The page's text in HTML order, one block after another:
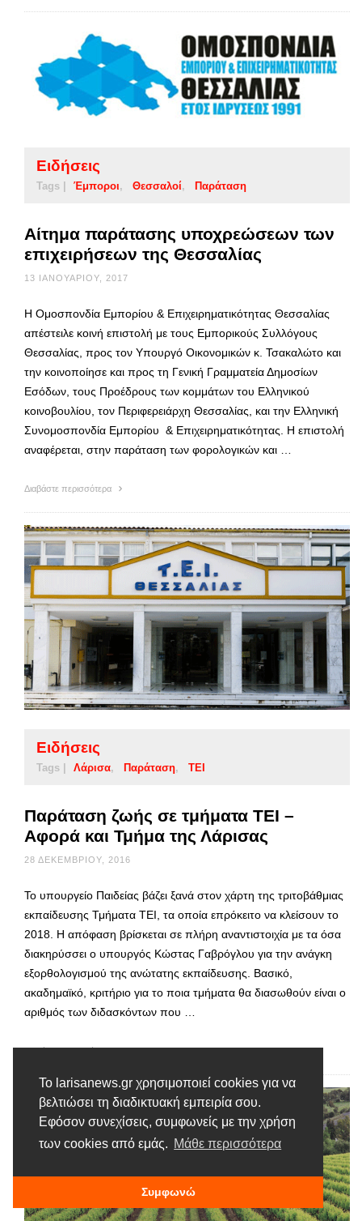
Το larisanews.gr χρησιμοποιεί cookies για να
βελτιώσει τη διαδικτυακή εμπειρία σου.
Εφόσον συνεχίσεις, συμφωνείς με την χρήση
των cookies από εμάς. Μάθε περισσότερα
Συμφωνώ
Ειδήσεις
Tags | Έμποροι Θεσσαλοί Παράταση
Αίτημα παράτασης υποχρεώσεων των
επιχειρήσεων της Θεσσαλίας
13 ΙΑΝΟΥΑΡΊΟΥ, 2017
Η Ομοσπονδία Εμπορίου & Επιχειρηματικότητας Θεσσαλίας
απέστειλε κοινή επιστολή με τους Εμπορικούς Συλλόγους
Θεσσαλίας, προς τον Υπουργό Οικονομικών κ. Τσακαλώτο και
την κοινοποίησε και προς τη Γενική Γραμματεία Δημοσίων
Εσόδων, τους Προέδρους των κομμάτων του Ελληνικού
κοινοβουλίου, τον Περιφερειάρχη Θεσσαλίας, και την Ελληνική
Συνομοσπονδία Εμπορίου & Επιχειρηματικότητας. Η επιστολή
αναφέρεται, στην παράταση των φορολογικών και …
Διαβάστε περισσότερα
Ειδήσεις
Tags | Λάρισα Παράταση ΤΕΙ
Παράταση ζωής σε τμήματα ΤΕΙ –
Αφορά και Τμήμα της Λάρισας
28 ΔΕΚΕΜΒΡΊΟΥ, 2016
Το υπουργείο Παιδείας βάζει ξανά στον χάρτη της τριτοβάθμιας
εκπαίδευσης Τμήματα ΤΕΙ, τα οποία επρόκειτο να κλείσουν το
2018. Η απόφαση βρίσκεται σε πλήρη αναντιστοιχία με τα όσα
διακηρύσσει ο υπουργός Κώστας Γαβρόγλου για την ανάγκη
εξορθολογισμού της ανώτατης εκπαίδευσης. Βασικό,
ακαδημαϊκό, κριτήριο για το ποια τμήματα θα διασωθούν είναι ο
αριθμός των διδασκόντων που …